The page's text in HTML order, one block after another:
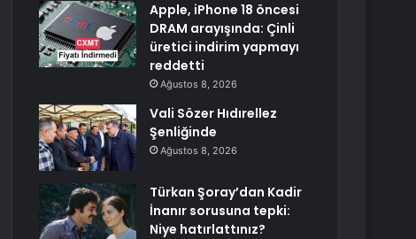
Apple, iPhone 18 öncesi
DRAM arayışında: Çinli
üretici indirim yapmayı
reddetti
Ağustos 8, 2026
Vali Sözer Hıdırellez
Şenliğinde
Ağustos 8, 2026
Türkan Şoray’dan Kadir
İnanır sorusuna tepki:
Niye hatırlattınız?